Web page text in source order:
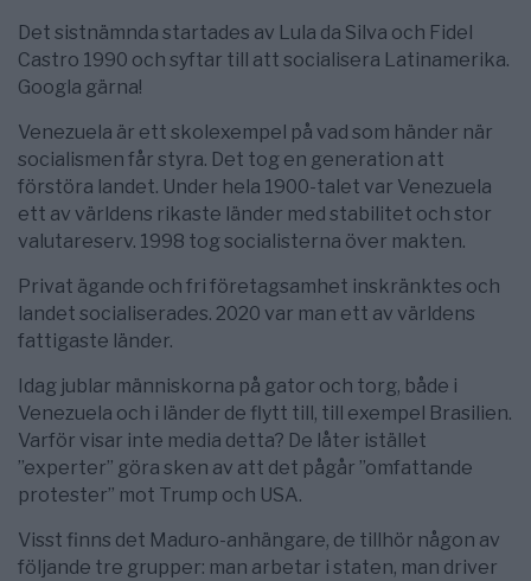
Det sistnämnda startades av Lula da Silva och Fidel
Castro 1990 och syftar till att socialisera Latinamerika.
Googla gärna!
Venezuela är ett skolexempel på vad som händer när
socialismen får styra. Det tog en generation att
förstöra landet. Under hela 1900-talet var Venezuela
ett av världens rikaste länder med stabilitet och stor
valutareserv. 1998 tog socialisterna över makten.
Privat ägande och fri företagsamhet inskränktes och
landet socialiserades. 2020 var man ett av världens
fattigaste länder.
Idag jublar människorna på gator och torg, både i
Venezuela och i länder de flytt till, till exempel Brasilien.
Varför visar inte media detta? De låter istället
”experter” göra sken av att det pågår ”omfattande
protester” mot Trump och USA.
Visst finns det Maduro-anhängare, de tillhör någon av
följande tre grupper: man arbetar i staten, man driver